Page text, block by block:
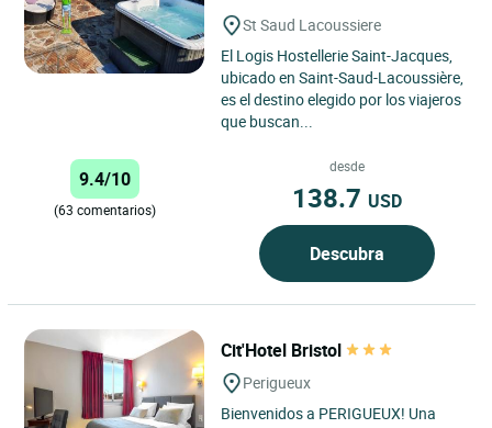
St Saud Lacoussiere
El Logis Hostellerie Saint-Jacques,
ubicado en Saint-Saud-Lacoussière,
es el destino elegido por los viajeros
que buscan...
9.4/10
(63 comentarios)
desde
138.7 USD
Descubra
Cit'Hotel Bristol
Perigueux
Bienvenidos a PERIGUEUX! Una